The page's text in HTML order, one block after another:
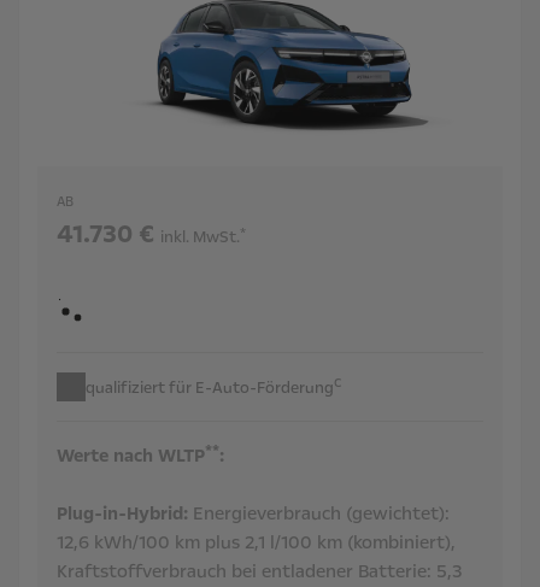
AB
41.730 € inkl. MwSt.*
qualifiziert für E-Auto-Förderungc
Werte nach WLTP**:
Plug-in-Hybrid: Energieverbrauch (gewichtet):
12,6 kWh/100 km plus 2,1 l/100 km (kombiniert),
Kraftstoffverbrauch bei entladener Batterie: 5,3